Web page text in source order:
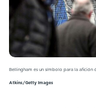
Bellingham es un símbolo para la afición
Atkins/Getty Images